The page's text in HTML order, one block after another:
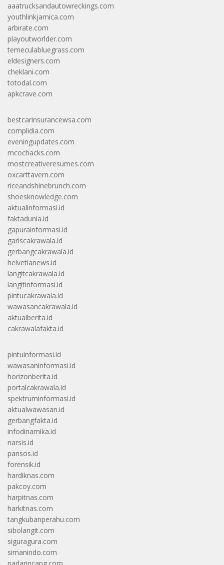
aaatrucksandautowreckings.com
youthlinkjamica.com
arbirate.com
playoutworlder.com
temeculabluegrass.com
eldesigners.com
cheklani.com
totodal.com
apkcrave.com
bestcarinsurancewsa.com
complidia.com
eveningupdates.com
mcochacks.com
mostcreativeresumes.com
oxcarttavern.com
riceandshinebrunch.com
shoesknowledge.com
aktualinformasi.id
faktadunia.id
gapurainformasi.id
gariscakrawala.id
gerbangcakrawala.id
helvetianews.id
langitcakrawala.id
langitinformasi.id
pintucakrawala.id
wawasancakrawala.id
aktualberita.id
cakrawalafakta.id
pintuinformasi.id
wawasaninformasi.id
horizonberita.id
portalcakrawala.id
spektruminformasi.id
aktualwawasan.id
gerbangfakta.id
infodinamika.id
narsis.id
pansos.id
forensik.id
hardiknas.com
pakcoy.com
harpitnas.com
harkitnas.com
tangkubanperahu.com
sibolangit.com
siguragura.com
simanindo.com